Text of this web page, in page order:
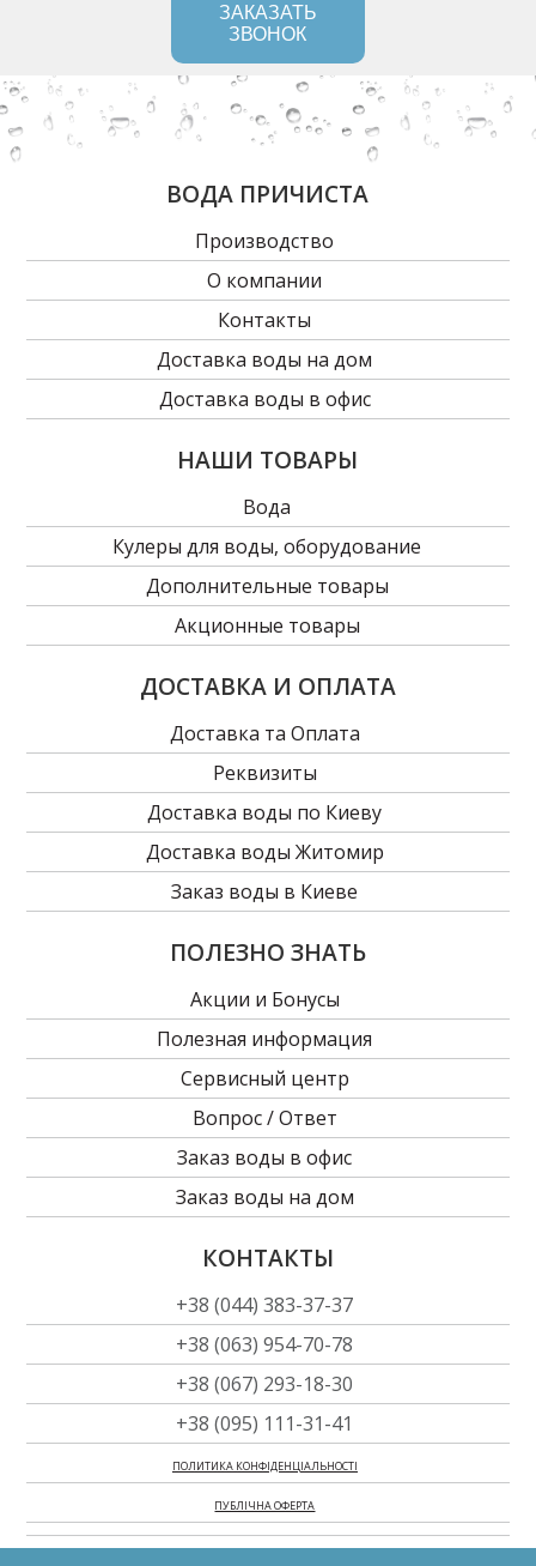
ЗАКАЗАТЬ
ЗВОНОК
ВОДА ПРИЧИСТА
Производство
О компании
Контакты
Доставка воды на дом
Доставка воды в офис
НАШИ ТОВАРЫ
Вода
Кулеры для воды, оборудование
Дополнительные товары
Акционные товары
ДОСТАВКА И ОПЛАТА
Доставка та Оплата
Реквизиты
Доставка воды по Киеву
Доставка воды Житомир
Заказ воды в Киеве
ПОЛЕЗНО ЗНАТЬ
Акции и Бонусы
Полезная информация
Сервисный центр
Вопрос / Ответ
Заказ воды в офиc
Заказ воды на дом
КОНТАКТЫ
+38 (044) 383-37-37
+38 (063) 954-70-78
+38 (067) 293-18-30
+38 (095) 111-31-41
ПОЛИТИКА КОНФІДЕНЦІАЛЬНОСТІ
ПУБЛІЧНА ОФЕРТА